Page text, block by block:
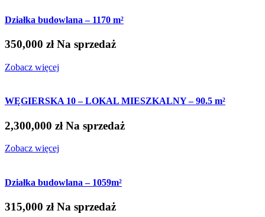
Działka budowlana – 1170 m²
350,000 złNa sprzedaż
Zobacz więcej
WĘGIERSKA 10 – LOKAL MIESZKALNY – 90.5 m²
2,300,000 złNa sprzedaż
Zobacz więcej
Działka budowlana – 1059m²
315,000 złNa sprzedaż